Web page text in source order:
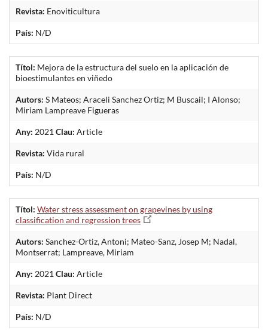
Revista: Enoviticultura
País: N/D
Títol: Mejora de la estructura del suelo en la aplicación de
bioestimulantes en viñedo
Autors: S Mateos; Araceli Sanchez Ortiz; M Buscail; I Alonso;
Miriam Lampreave Figueras
Any: 2021 Clau: Article
Revista: Vida rural
País: N/D
Títol: Water stress assessment on grapevines by using
classification and regression trees
Autors: Sanchez-Ortiz, Antoni; Mateo-Sanz, Josep M; Nadal,
Montserrat; Lampreave, Miriam
Any: 2021 Clau: Article
Revista: Plant Direct
País: N/D